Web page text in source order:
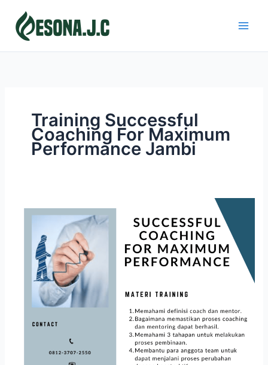
content
Training Successful
Coaching For Maximum
Performance Jambi
COACHING
MAXIMUM
PERFORMANCE